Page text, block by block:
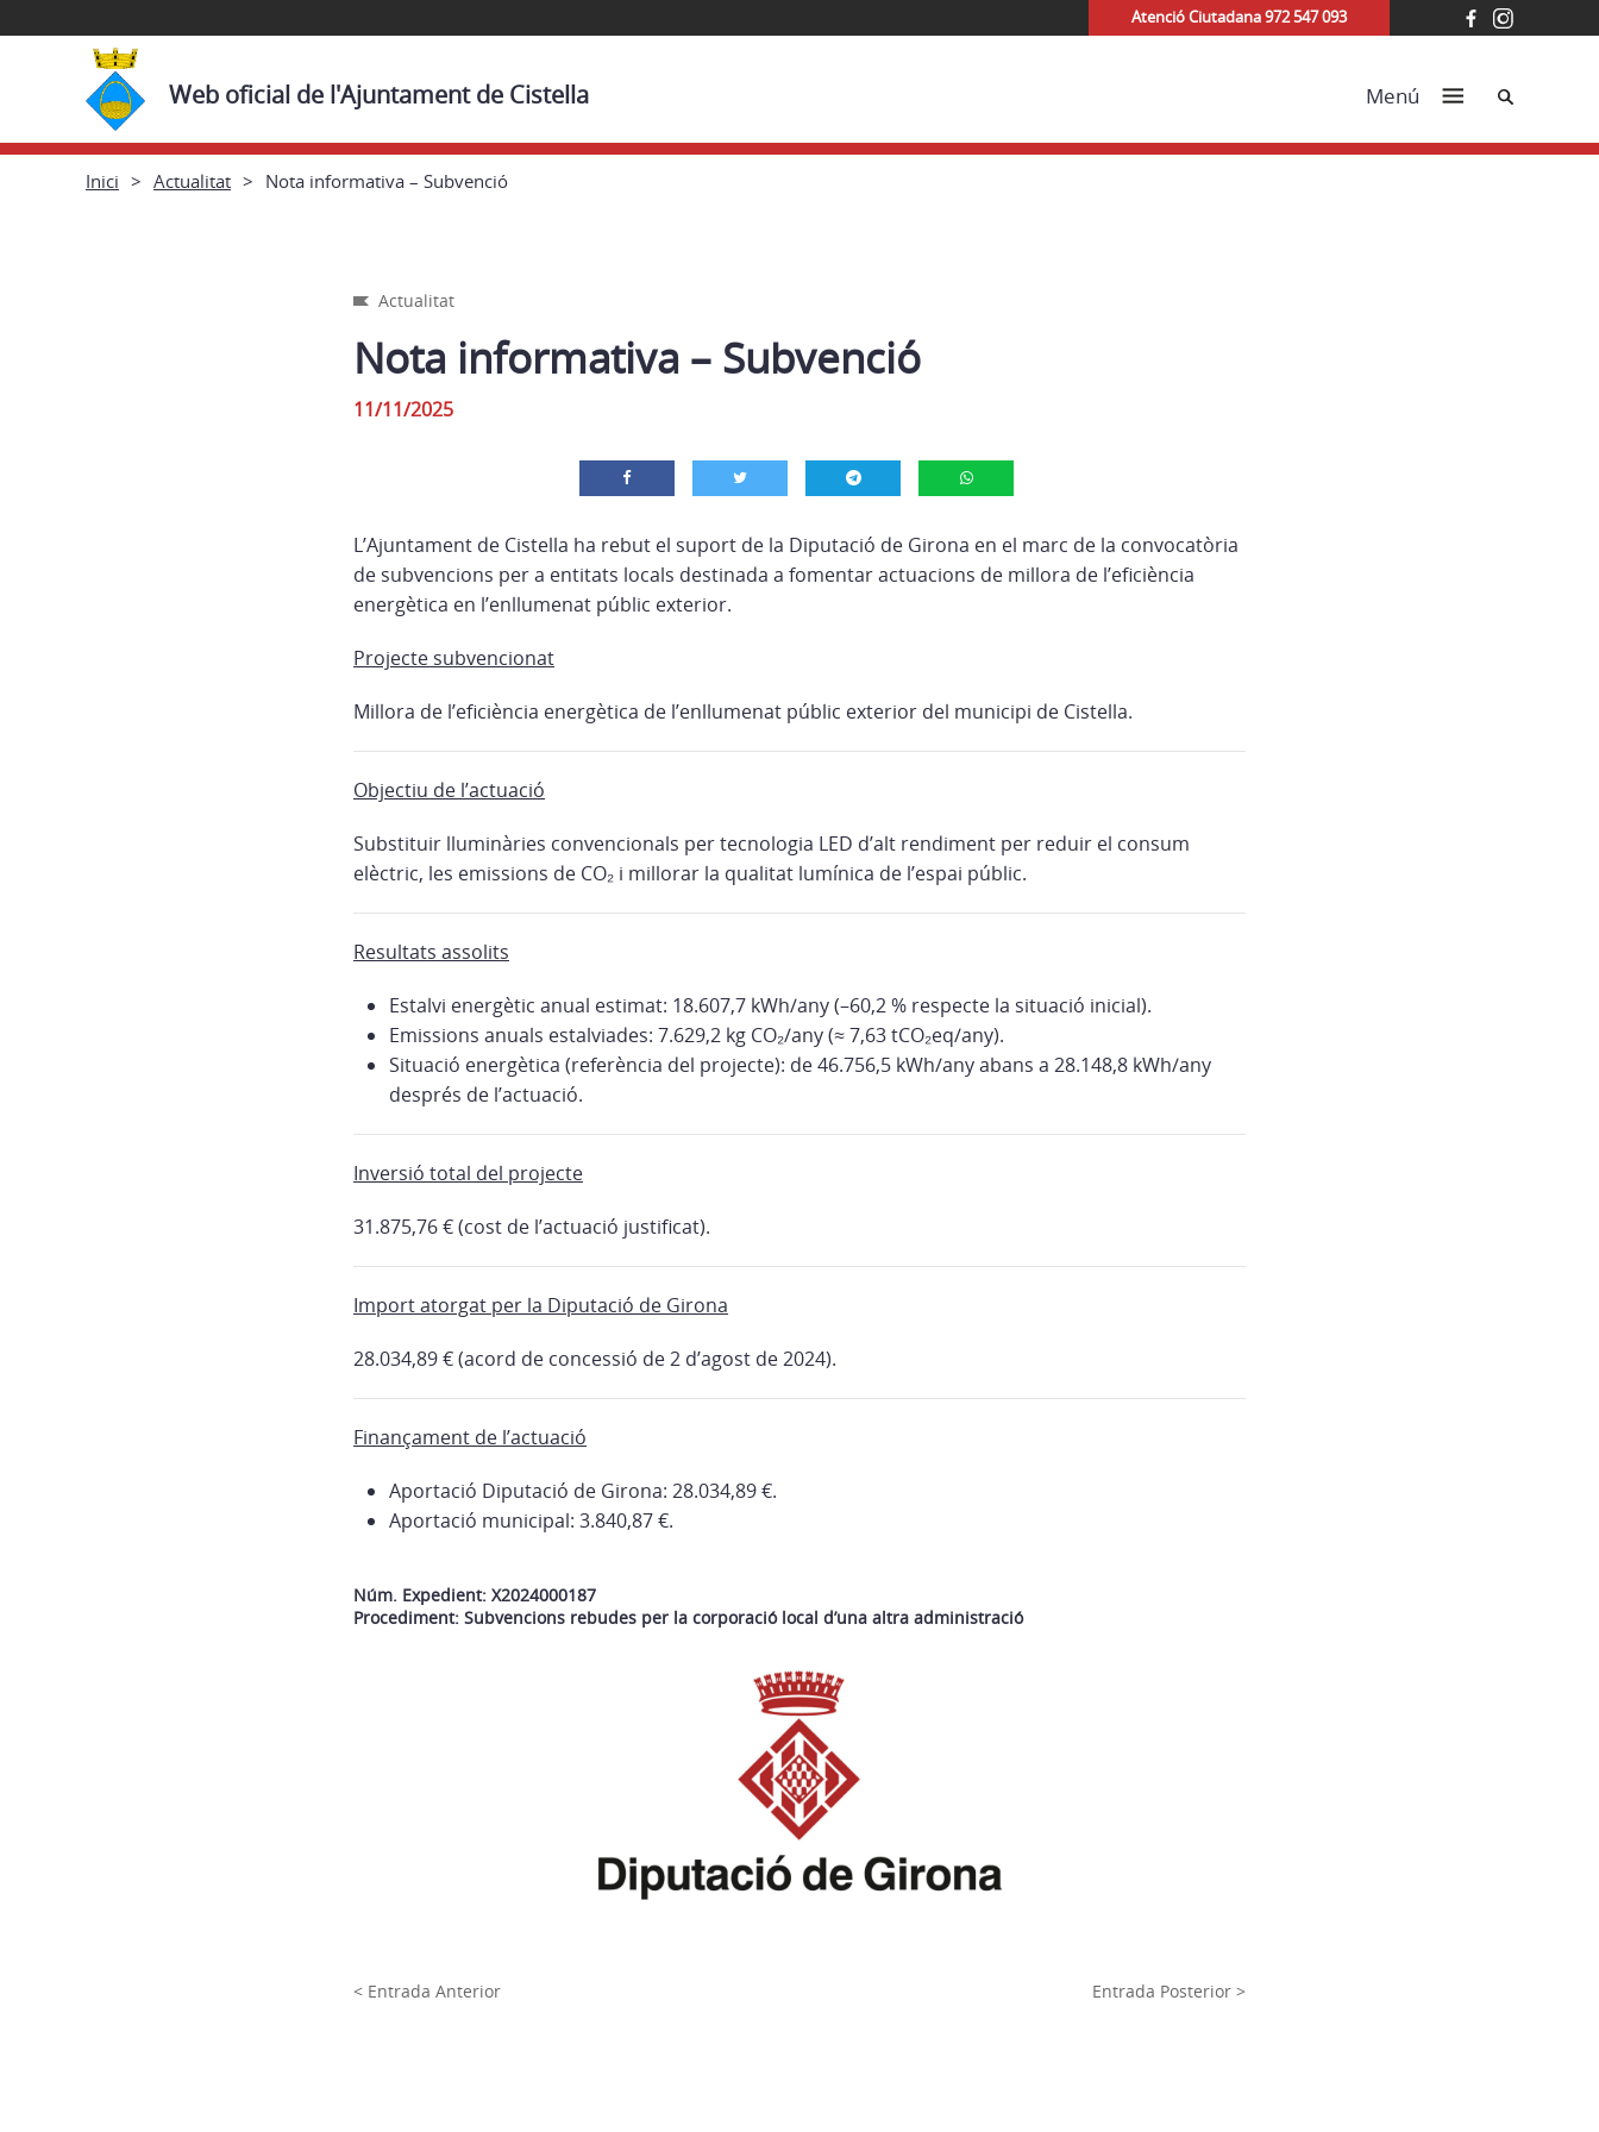
Atenció Ciutadana 972 547 093
Web oficial de l'Ajuntament de Cistella Menú Cerca
Inici Actualitat Nota informativa – Subvenció
Actualitat
Nota informativa – Subvenció
11/11/2025
L’Ajuntament de Cistella ha rebut el suport de la Diputació de Girona en el marc de la convocatòria
de subvencions per a entitats locals destinada a fomentar actuacions de millora de l’eficiència
energètica en l’enllumenat públic exterior.
Projecte subvencionat
Millora de l’eficiència energètica de l’enllumenat públic exterior del municipi de Cistella.
Objectiu de l’actuació
Substituir lluminàries convencionals per tecnologia LED d’alt rendiment per reduir el consum
elèctric, les emissions de CO₂ i millorar la qualitat lumínica de l’espai públic.
Resultats assolits
Estalvi energètic anual estimat: 18.607,7 kWh/any (–60,2 % respecte la situació inicial).
Emissions anuals estalviades: 7.629,2 kg CO₂/any (≈ 7,63 tCO₂eq/any).
Situació energètica (referència del projecte): de 46.756,5 kWh/any abans a 28.148,8 kWh/any
després de l’actuació.
Inversió total del projecte
31.875,76 € (cost de l’actuació justificat).
Import atorgat per la Diputació de Girona
28.034,89 € (acord de concessió de 2 d’agost de 2024).
Finançament de l’actuació
Aportació Diputació de Girona: 28.034,89 €.
Aportació municipal: 3.840,87 €.
Núm. Expedient: X2024000187
Procediment: Subvencions rebudes per la corporació local d’una altra administració
< Entrada Anterior Entrada Posterior >